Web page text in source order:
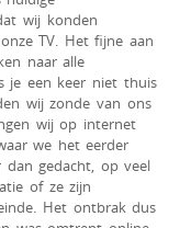
wij konden
TV. Het fijne aan
naar alle
je een keer niet thuis
wij zonde van ons
wij op internet
we het eerder
dan gedacht, op veel
of ze zijn
Het ontbrak dus